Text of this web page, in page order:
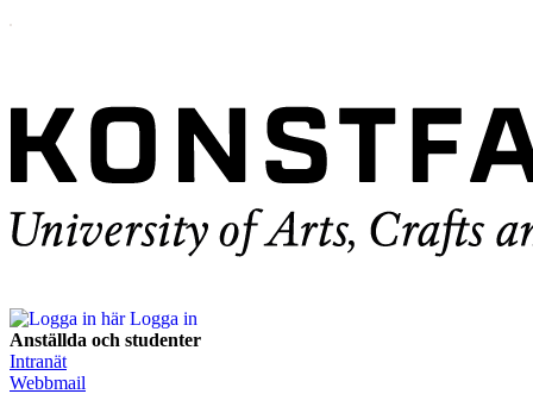
Logga in
Anställda och studenter
Intranät
Webbmail